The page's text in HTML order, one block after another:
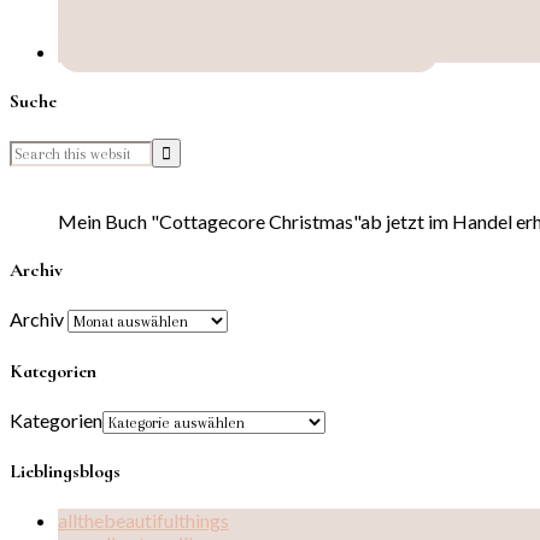
Suche
Mein Buch "Cottagecore Christmas"ab jetzt im Handel
Archiv
Archiv
Kategorien
Kategorien
Lieblingsblogs
allthebeautifulthings